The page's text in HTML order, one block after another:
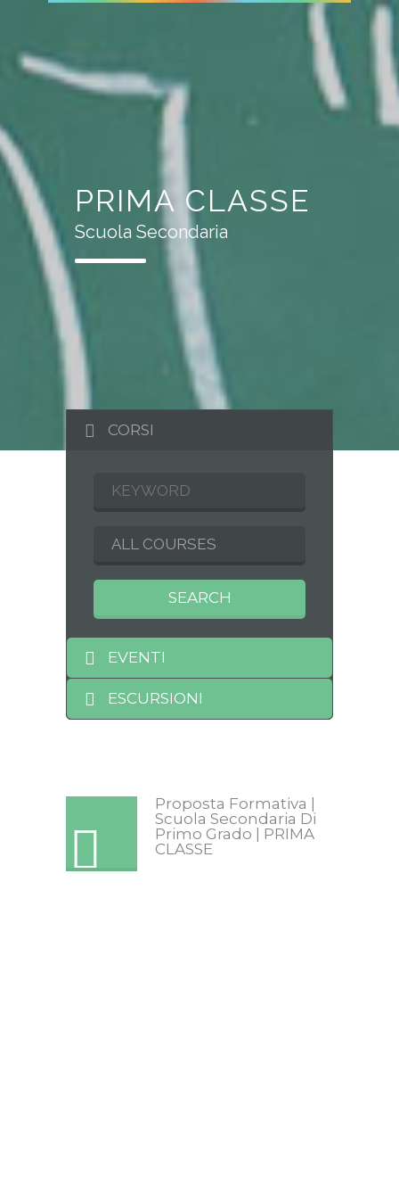
PRIMA CLASSE
Scuola Secondaria
CORSI
EVENTI
ESCURSIONI
Proposta Formativa |
Scuola Secondaria Di
Primo Grado | PRIMA
CLASSE